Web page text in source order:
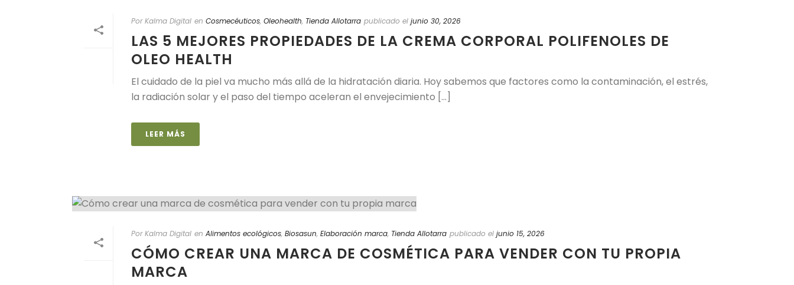
Por Kalma Digital en Cosmecéuticos, Oleohealth, Tienda Allotarra publicado el junio 30, 2026
LAS 5 MEJORES PROPIEDADES DE LA CREMA CORPORAL POLIFENOLES DE
OLEO HEALTH
El cuidado de la piel va mucho más allá de la hidratación diaria. Hoy sabemos que factores como la contaminación, el estrés,
la radiación solar y el paso del tiempo aceleran el envejecimiento [...]
LEER MÁS
Por Kalma Digital en Alimentos ecológicos, Biosasun, Elaboración marca, Tienda Allotarra publicado el junio 15, 2026
CÓMO CREAR UNA MARCA DE COSMÉTICA PARA VENDER CON TU PROPIA
MARCA